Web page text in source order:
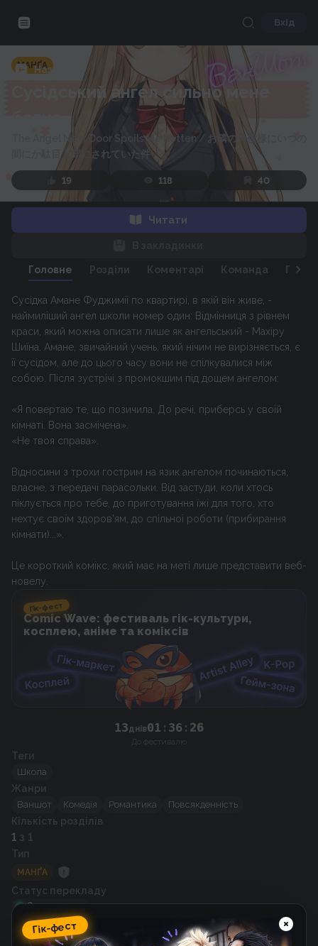
Вхід
Назад
МАНҐА
Сусідський ангел сильно мене
The Angel Next Door Spoils Me Rotten /
お隣の天使様にいつの
間にか駄目人間にされていた件
19 118 40
Читати
Головне Розділи Коментарі Команда
Сусідка Амане Фуджимії по квартирі, в якій він живе, -
наймиліший ангел школи номер один: Відмінниця з рівнем
краси, який можна описати лише як ангельський - Махіру
Шиїна. Амане, звичайний учень, який нічим не вирізняється, є
її сусідом, але до цього часу вони не спілкувалися між
собою. Після зустрічі з промокшим під дощем ангелом:
«Я повертаю те, що позичила. До речі, приберсь у своїй
кімнаті. Вона засмічена».
«Не твоя справа».
Відносини з трохи гострим на язик ангелом починаються,
власне, з передачі парасольки. Від застуди, коли хтось
піклується про тебе, до приготування їжі для того, хто
нехтує своїм здоров'ям, до спільної роботи (прибирання
кімнати)...».
Це короткий комікс, який має на меті лише представити веб-
новелу.
Гік-фест
Comic Wave: фестиваль гік-культури,
косплею, аніме та коміксів
13днів01 : 36 : 26
До фестивалю
Теги
Школа
Жанри
Ваншот Комедія Романтика Повсякденність
Кількість розділів
1 з 1
Тип
МАНҐА
Статус перекладу
Завершено
Статус тайтлу
Завершено
Гік-фест